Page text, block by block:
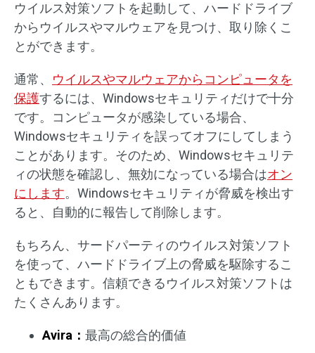
ウイルス対策ソフトを起動して、ハードドライブ
からウイルスやマルウェアを見つけ、取り除くこ
とができます。
通常、 ウイルスやマルウェアからコンピュータを
保護するには、Windowsセキュリティだけで十分
です。コンピュータが感染している場合、
Windowsセキュリティを誤ってオフにしてしまう
ことがあります。そのため、Windowsセキュリテ
ィの状態を確認し、無効になっている場合はオン
にします。Windowsセキュリティが脅威を検出す
ると、自動的に報告して削除します。
もちろん、サードパーティのウイルス対策ソフト
を使って、ハードドライブ上の脅威を駆除するこ
ともできます。信頼できるウイルス対策ソフトは
たくさんあります。
Avira： 最高の総合的価値